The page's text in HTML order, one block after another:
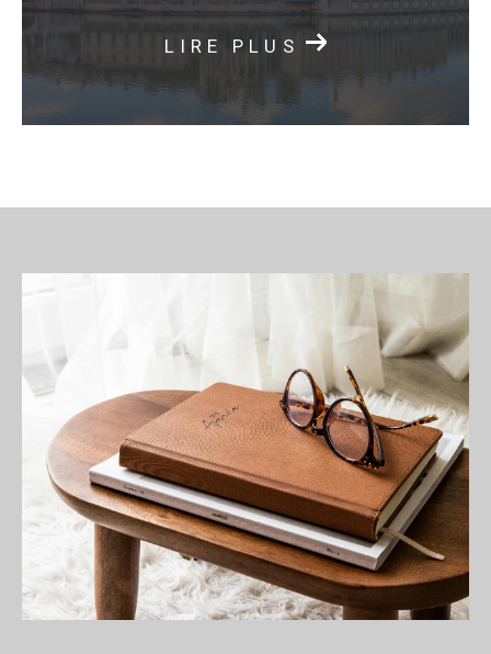
LIRE PLUS